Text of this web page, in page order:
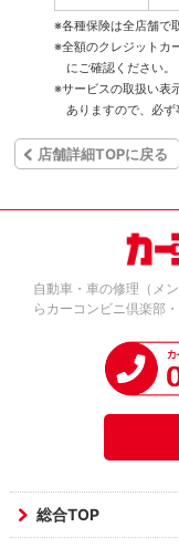
※各種保険は全店舗で
※全額のクレジットカ
にご確認ください。
※サービスの取扱い表
ありますので、必ず
店舗詳細TOPに戻る
自動車・車の修理（メ
らカーコンビニ倶楽部
総合TOP